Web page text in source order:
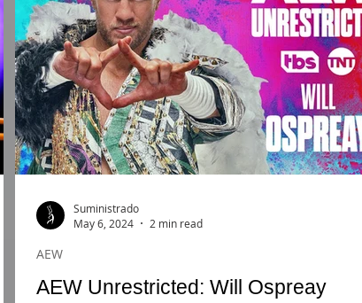
AEW Unrestricted: Will Ospreay
AEW
Suministrado
May 6, 2024
2 min read